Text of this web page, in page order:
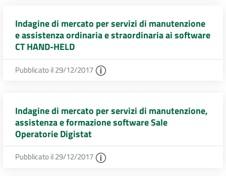
Indagine di mercato per servizi di manutenzione
e assistenza ordinaria e straordinaria ai software
CT HAND-HELD
Pubblicato il 29/12/2017
Indagine di mercato per servizi di manutenzione,
assistenza e formazione software Sale
Operatorie Digistat
Pubblicato il 29/12/2017